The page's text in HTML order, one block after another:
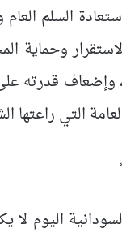
السلم
قدرته على
التي راعتها
اليوم